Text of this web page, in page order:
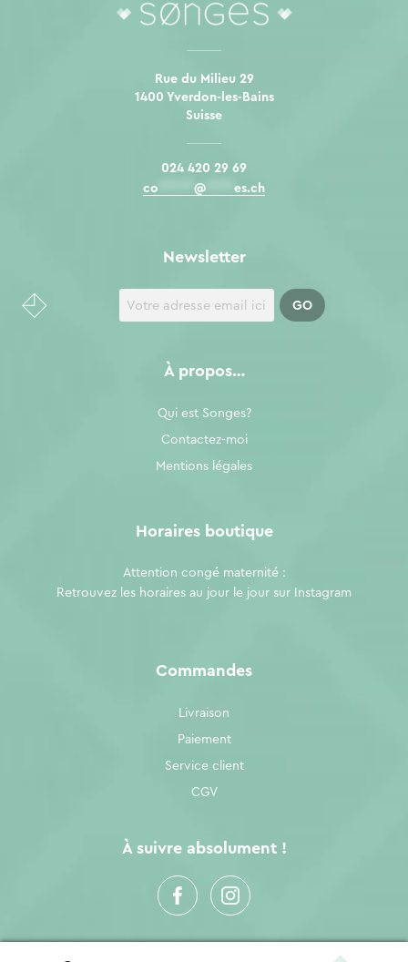
Rue du Milieu 29
1400 Yverdon-les-Bains
Suisse
024 420 29 69
co
@ es.ch
Commandes
Livraison
Paiement
Service client
CGV
À suivre absolument !
À propos…
Qui est Songes?
Contactez-moi
Mentions légales
Newsletter
Horaires boutique
Attention congé maternité :
Retrouvez les horaires au jour le jour sur
Instagram